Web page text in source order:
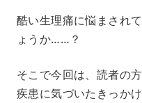
酷い生理痛に悩まされ
ょうか……？
そこで今回は、読者の
疾患に気づいたきっか